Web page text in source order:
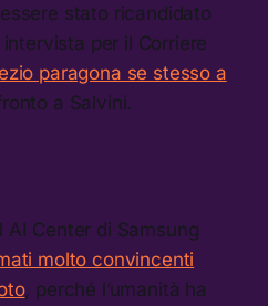
stato ricandidato
per il Corriere
paragona se stesso a
a Salvini.
AI Center di Samsung
molto convincenti
, perché l’umanità ha